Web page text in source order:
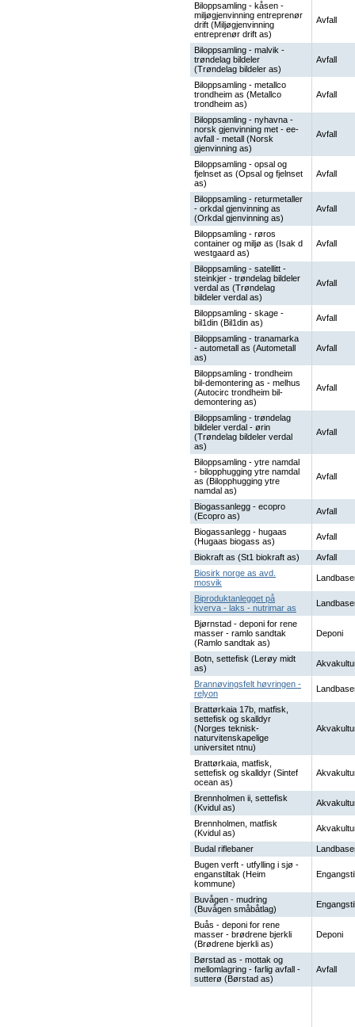
Biloppsamling - kåsen -
miljøgjenvinning entreprenør
drift (Miljøgjenvinning
entreprenør drift as)
Avfall
Biloppsamling - malvik -
trøndelag bildeler
(Trøndelag bildeler as)
Avfall
Biloppsamling - metallco
trondheim as (Metallco
trondheim as)
Avfall
Biloppsamling - nyhavna -
norsk gjenvinning met - ee-
avfall - metall (Norsk
gjenvinning as)
Avfall
Biloppsamling - opsal og
fjelnset as (Opsal og fjelnset
as)
Avfall
Biloppsamling - returmetaller
- orkdal gjenvinning as
(Orkdal gjenvinning as)
Avfall
Biloppsamling - røros
container og miljø as (Isak d
westgaard as)
Avfall
Biloppsamling - satellitt -
steinkjer - trøndelag bildeler
verdal as (Trøndelag
bildeler verdal as)
Avfall
Biloppsamling - skage -
bil1din (Bil1din as)
Avfall
Biloppsamling - tranamarka
- autometall as (Autometall
as)
Avfall
Biloppsamling - trondheim
bil-demontering as - melhus
(Autocirc trondheim bil-
demontering as)
Avfall
Biloppsamling - trøndelag
bildeler verdal - ørin
(Trøndelag bildeler verdal
as)
Avfall
Biloppsamling - ytre namdal
- bilopphugging ytre namdal
as (Bilopphugging ytre
namdal as)
Avfall
Biogassanlegg - ecopro
(Ecopro as)
Avfall
Biogassanlegg - hugaas
(Hugaas biogass as)
Avfall
Biokraft as (St1 biokraft as)
Avfall
Biosirk norge as avd.
mosvik
Biproduktanlegget på
kverva - laks - nutrimar as
Bjørnstad - deponi for rene
masser - ramlo sandtak
(Ramlo sandtak as)
Deponi
Botn, settefisk (Lerøy midt
as)
Brannøvingsfelt høvringen -
relyon
Brattørkaia 17b, matfisk,
settefisk og skalldyr
(Norges teknisk-
naturvitenskapelige
universitet ntnu)
Brattørkaia, matfisk,
settefisk og skalldyr (Sintef
ocean as)
Brennholmen ii, settefisk
(Kvidul as)
Brennholmen, matfisk
(Kvidul as)
Budal riflebaner
Bugen verft - utfylling i sjø -
enganstiltak (Heim
kommune)
Buvågen - mudring
(Buvågen småbåtlag)
Buås - deponi for rene
masser - brødrene bjerkli
(Brødrene bjerkli as)
Deponi
Børstad as - mottak og
mellomlagring - farlig avfall -
sutterø (Børstad as)
Avfall